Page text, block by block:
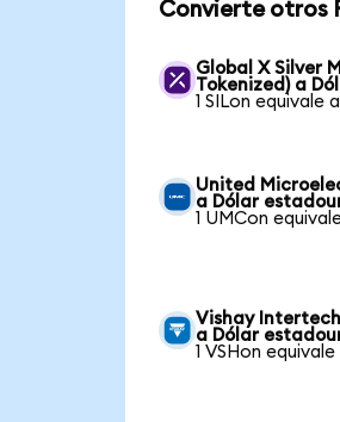
Convierte otros
Global X Silver
Tokenized) a
1 SILon equivale
United
a Dólar
1 UMCon
Vishay
a Dólar
1 VSHon